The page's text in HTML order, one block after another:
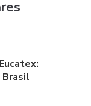
Brasil